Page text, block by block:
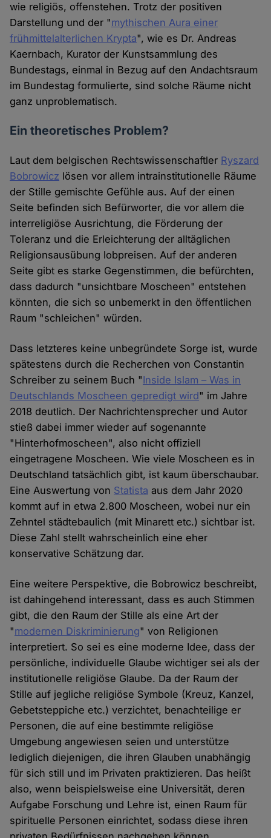
wie religiös, offenstehen. Trotz der positiven
Darstellung und der "mythischen Aura einer
frühmittelalterlichen Krypta", wie es Dr. Andreas
Kaernbach, Kurator der Kunstsammlung des
Bundestags, einmal in Bezug auf den Andachtsraum
im Bundestag formulierte, sind solche Räume nicht
ganz unproblematisch.
Ein theoretisches Problem?
Laut dem belgischen Rechtswissenschaftler Ryszard
Bobrowicz lösen vor allem intrainstitutionelle Räume
der Stille gemischte Gefühle aus. Auf der einen
Seite befinden sich Befürworter, die vor allem die
interreligiöse Ausrichtung, die Förderung der
Toleranz und die Erleichterung der alltäglichen
Religionsausübung lobpreisen. Auf der anderen
Seite gibt es starke Gegenstimmen, die befürchten,
dass dadurch "unsichtbare Moscheen" entstehen
könnten, die sich so unbemerkt in den öffentlichen
Raum "schleichen" würden.
Dass letzteres keine unbegründete Sorge ist, wurde
spätestens durch die Recherchen von Constantin
Schreiber zu seinem Buch "Inside Islam – Was in
Deutschlands Moscheen gepredigt wird" im Jahre
2018 deutlich. Der Nachrichtensprecher und Autor
stieß dabei immer wieder auf sogenannte
"Hinterhofmoscheen", also nicht offiziell
eingetragene Moscheen. Wie viele Moscheen es in
Deutschland tatsächlich gibt, ist kaum überschaubar.
Eine Auswertung von Statista aus dem Jahr 2020
kommt auf in etwa 2.800 Moscheen, wobei nur ein
Zehntel städtebaulich (mit Minarett etc.) sichtbar ist.
Diese Zahl stellt wahrscheinlich eine eher
konservative Schätzung dar.
Eine weitere Perspektive, die Bobrowicz beschreibt,
ist dahingehend interessant, dass es auch Stimmen
gibt, die den Raum der Stille als eine Art der
"modernen Diskriminierung" von Religionen
interpretiert. So sei es eine moderne Idee, dass der
persönliche, individuelle Glaube wichtiger sei als der
institutionelle religiöse Glaube. Da der Raum der
Stille auf jegliche religiöse Symbole (Kreuz, Kanzel,
Gebetsteppiche etc.) verzichtet, benachteilige er
Personen, die auf eine bestimmte religiöse
Umgebung angewiesen seien und unterstütze
lediglich diejenigen, die ihren Glauben unabhängig
für sich still und im Privaten praktizieren. Das heißt
also, wenn beispielsweise eine Universität, deren
Aufgabe Forschung und Lehre ist, einen Raum für
spirituelle Personen einrichtet, sodass diese ihren